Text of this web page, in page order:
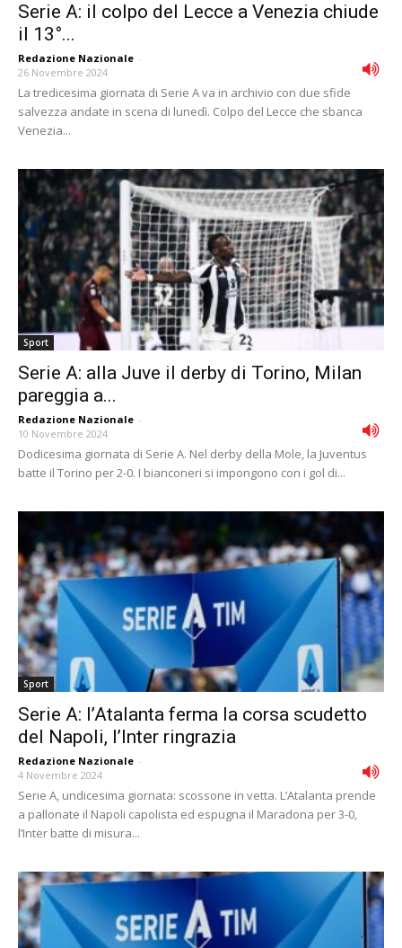
Serie A: il colpo del Lecce a Venezia chiude
il 13°...
Redazione Nazionale -
26 Novembre 2024
La tredicesima giornata di Serie A va in archivio con due sfide
salvezza andate in scena di lunedì. Colpo del Lecce che sbanca
Venezia...
Sport
Serie A: alla Juve il derby di Torino, Milan
pareggia a...
Redazione Nazionale -
10 Novembre 2024
Dodicesima giornata di Serie A. Nel derby della Mole, la Juventus
batte il Torino per 2-0. I bianconeri si impongono con i gol di...
Sport
Serie A: l’Atalanta ferma la corsa scudetto
del Napoli, l’Inter ringrazia
Redazione Nazionale -
4 Novembre 2024
Serie A, undicesima giornata: scossone in vetta. L’Atalanta prende
a pallonate il Napoli capolista ed espugna il Maradona per 3-0,
l’Inter batte di misura...